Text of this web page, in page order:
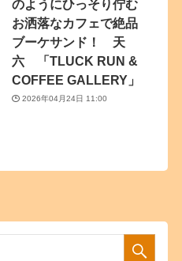
のようにひっそり佇む
お洒落なカフェで絶品
ブーケサンド！ 天
六 「TLUCK RUN &
COFFEE GALLERY」
2026年04月24日 11:00